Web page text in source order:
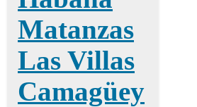
Matanzas
Las Villas
Camagüey